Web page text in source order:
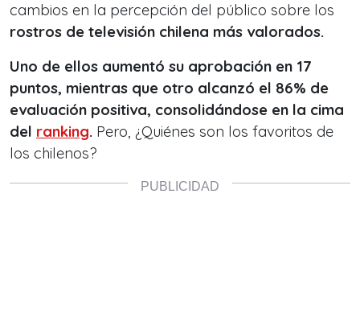
cambios en la percepción del público sobre los
rostros de televisión chilena más valorados.
Uno de ellos aumentó su aprobación en 17
puntos, mientras que otro alcanzó el 86% de
evaluación positiva, consolidándose en la cima
del ranking. Pero, ¿Quiénes son los favoritos de
los chilenos?